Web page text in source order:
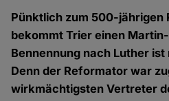
Pünktlich zum 500-jährigen
bekommt Trier einen
Bennennung nach Luther
Denn der Reformator war
wirkmächtigsten Vertreter